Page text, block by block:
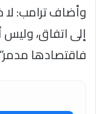
وأضاف ترامب: لا
إلى اتفاق، وليس
فاقتصادها